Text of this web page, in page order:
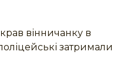
вінничанку в
затримали